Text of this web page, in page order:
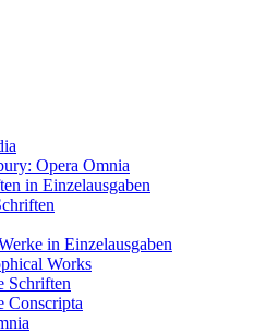
Opera Omnia
in Einzelausgaben
in Einzelausgaben
Works
Schriften
Conscripta